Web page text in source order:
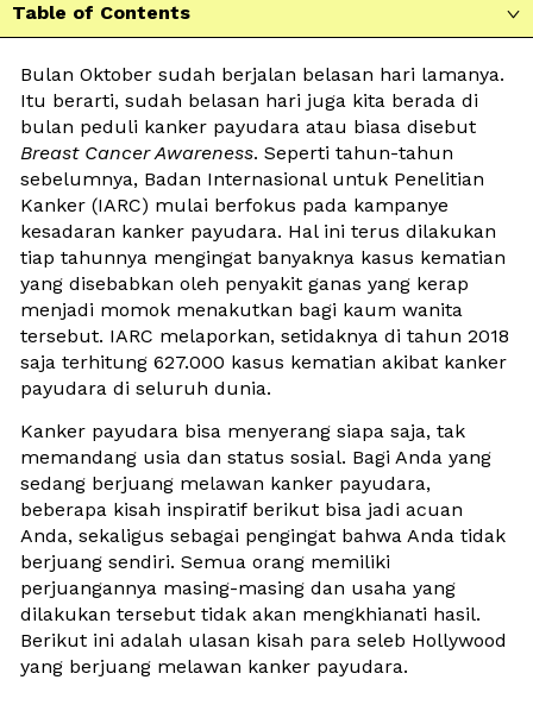
Table of Contents 
Bulan Oktober sudah berjalan belasan hari lamanya.
Itu berarti, sudah belasan hari juga kita berada di
Breast Cancer Awareness. Seperti tahun-tahun
sebelumnya, Badan Internasional untuk Penelitian
Kanker (IARC) mulai berfokus pada kampanye
kesadaran kanker payudara. Hal ini terus dilakukan
tiap tahunnya mengingat banyaknya kasus kematian
yang disebabkan oleh penyakit ganas yang kerap
menjadi momok menakutkan bagi kaum wanita
tersebut. IARC melaporkan, setidaknya di tahun 2018
saja terhitung 627.000 kasus kematian akibat kanker
payudara di seluruh dunia.
Kanker payudara bisa menyerang siapa saja, tak
memandang usia dan status sosial. Bagi Anda yang
sedang berjuang melawan kanker payudara,
beberapa kisah inspiratif berikut bisa jadi acuan
Anda, sekaligus sebagai pengingat bahwa Anda tidak
berjuang sendiri. Semua orang memiliki
perjuangannya masing-masing dan usaha yang
dilakukan tersebut tidak akan mengkhianati hasil.
Berikut ini adalah ulasan kisah para seleb Hollywood
yang berjuang melawan kanker payudara.